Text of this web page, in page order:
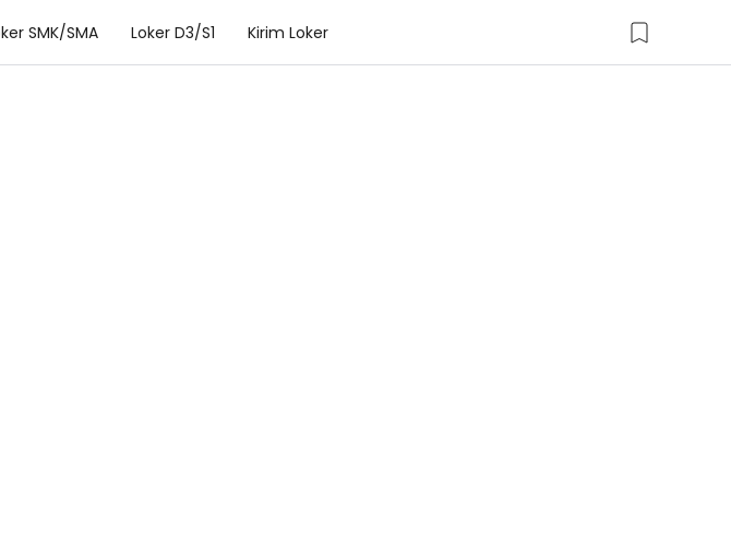
SMK/SMA Loker D3/S1 Kirim Loker